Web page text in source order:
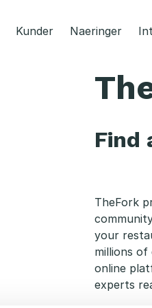
Kunder Naeringer
Find
TheFork
your
millions
online
experts